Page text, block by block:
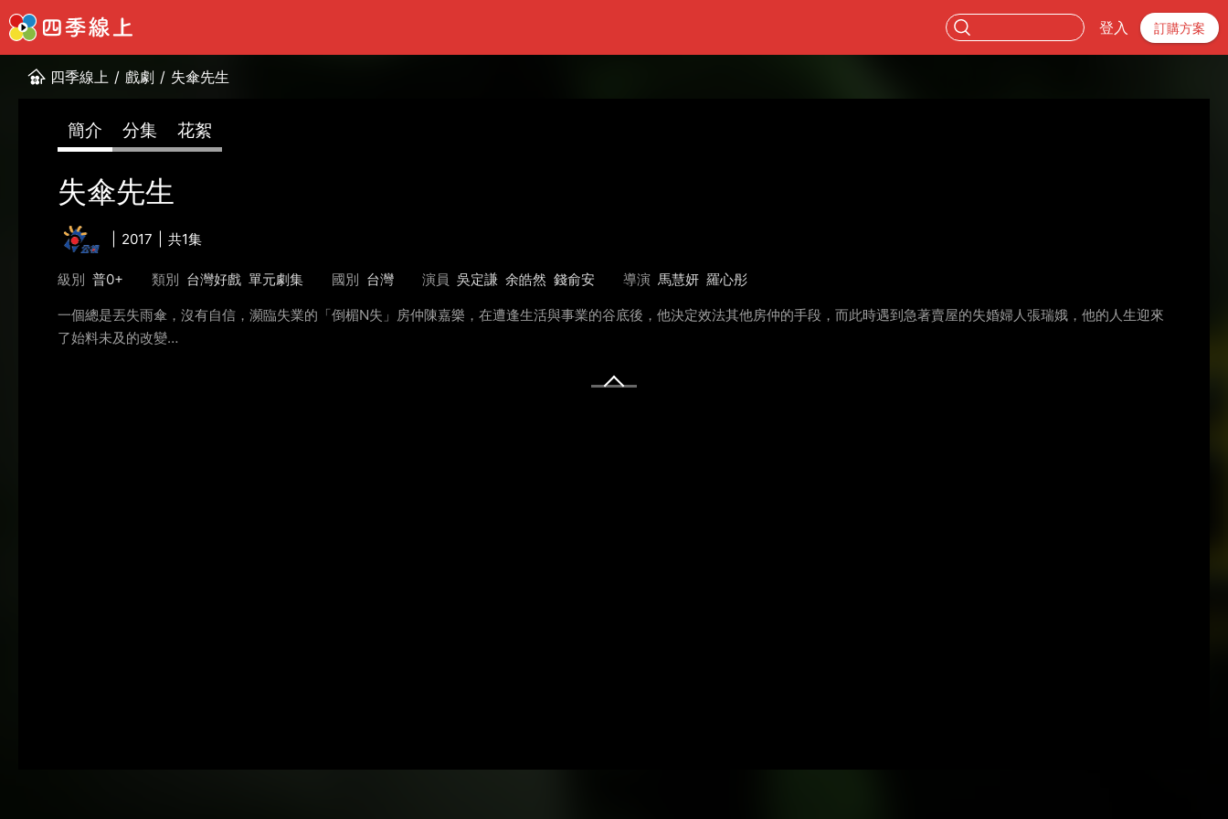
登入 訂購方案
四季線上 / 戲劇 / 失傘先生
簡介 分集 花絮
失傘先生
2017 共1集
級別 普0+ 類別 台灣好戲 單元劇集 國別 台灣 演員 吳定謙 余皓然 錢俞安 導演 馬慧妍 羅心彤
一個總是丟失雨傘，沒有自信，瀕臨失業的「倒楣N失」房仲陳嘉樂，在遭逢生活與事業的谷底後，他決定效法其他房仲的手段，而此時遇到急著賣屋的失婚婦人張瑞娥，他的人生迎來
了始料未及的改變…